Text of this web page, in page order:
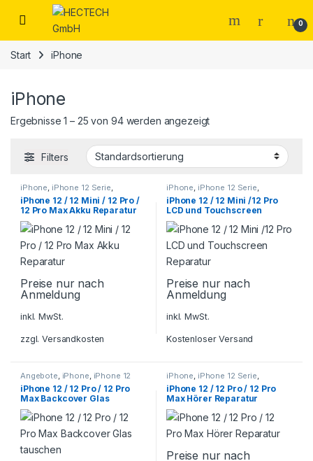
Open 0
Start iPhone
iPhone
Ergebnisse 1 – 25 von 94 werden angezeigt
Filters
iPhone, iPhone 12 Serie,
Smartphone Reparatur
iPhone 12 / 12 Mini / 12 Pro /
12 Pro Max Akku Reparatur
Preise nur nach
Anmeldung
inkl. MwSt.
zzgl.Versandkosten
iPhone, iPhone 12 Serie,
Smartphone Reparatur
iPhone 12 / 12 Mini /12 Pro
LCD und Touchscreen
Reparatur
Preise nur nach
Anmeldung
inkl. MwSt.
Kostenloser Versand
Angebote, iPhone, iPhone 12
Serie Smartphone Reparatur
iPhone 12 / 12 Pro / 12 Pro
Max Backcover Glas
tauschen
iPhone, iPhone 12 Serie,
Smartphone Reparatur
iPhone 12 / 12 Pro / 12 Pro
Max Hörer Reparatur
Preise nur nach